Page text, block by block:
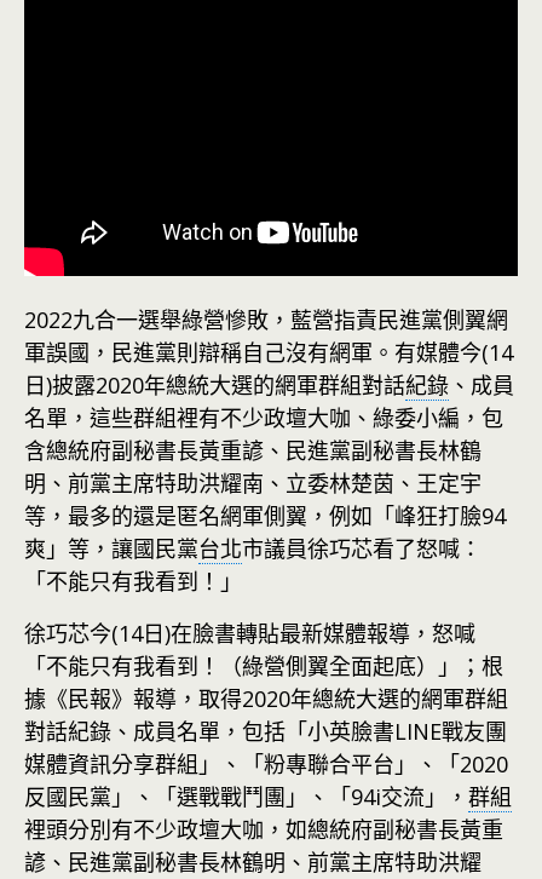
2022九合一選舉綠營慘敗，藍營指責民進黨側翼網
軍誤國，民進黨則辯稱自己沒有網軍。有媒體今(14
日)披露2020年總統大選的網軍群組對話紀錄 、成員
名單，這些群組裡有不少政壇大咖、綠委小編，包
含總統府副秘書長黃重諺、民進黨副秘書長林鶴
明、前黨主席特助洪耀南、立委林楚茵、王定宇
等，最多的還是匿名網軍側翼，例如「峰狂打臉94
爽」等，讓國民黨台北市議員徐巧芯看了怒喊：
「不能只有我看到！」
徐巧芯今(14日)在臉書轉貼最新媒體報導，怒喊
「不能只有我看到！（綠營側翼全面起底）」；根
據《民報》報導，取得2020年總統大選的網軍群組
對話紀錄、成員名單，包括「小英臉書LINE戰友團
媒體資訊分享群組」、「粉專聯合平台」、「2020
反國民黨」、「選戰戰鬥團」、「94i交流」， 群組
裡頭分別有不少政壇大咖，如總統府副秘書長黃重
諺、民進黨副秘書長林鶴明、前黨主席特助洪耀